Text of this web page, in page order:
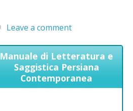
Leave a comment
Manuale di Letteratura e
Saggistica Persiana
Contemporanea